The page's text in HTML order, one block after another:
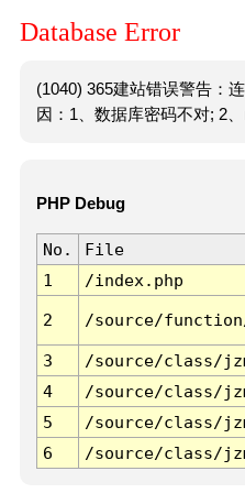
Database Error
(1040) 365建站错误警告：
因：1、数据库密码不对; 2、
PHP Debug
No. File
1
/index.php
2 /source/
3 /source/class/
4
/source/class/
5
/source/class/
6
/source/class/